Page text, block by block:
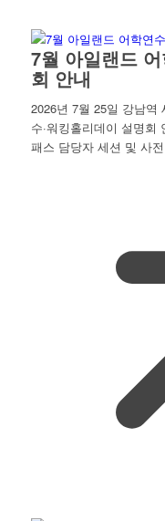
7월 아일랜드
회 안내
2026년 7월 25일 강남역
수·워킹홀리데이 설명회
패스 담당자 세션 및 사